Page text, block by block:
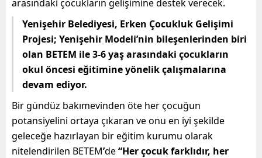
arasındaki çocukların gelişimine destek verecek.
Yenişehir Belediyesi, Erken Çocukluk Gelişimi
Projesi; Yenişehir Modeli’nin bileşenlerinden biri
olan BETEM ile 3-6 yaş arasındaki çocukların
okul öncesi eğitimine yönelik çalışmalarına
devam ediyor.
Bir gündüz bakımevinden öte her çocuğun
potansiyelini ortaya çıkaran ve onu en iyi şekilde
geleceğe hazırlayan bir eğitim kurumu olarak
nitelendirilen BETEM’de“Her çocuk farklıdır, her